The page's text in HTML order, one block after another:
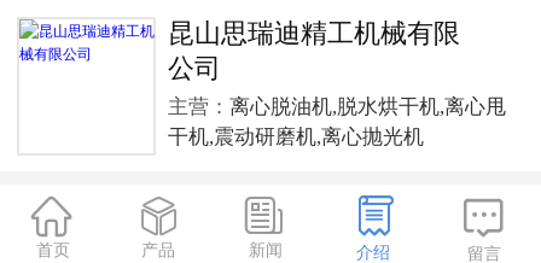
昆山思瑞迪精工机械有限
公司
主营： 离心脱油机,脱水烘干机,离心甩
干机,震动研磨机,离心抛光机

首页

产品

新闻

介绍

留言